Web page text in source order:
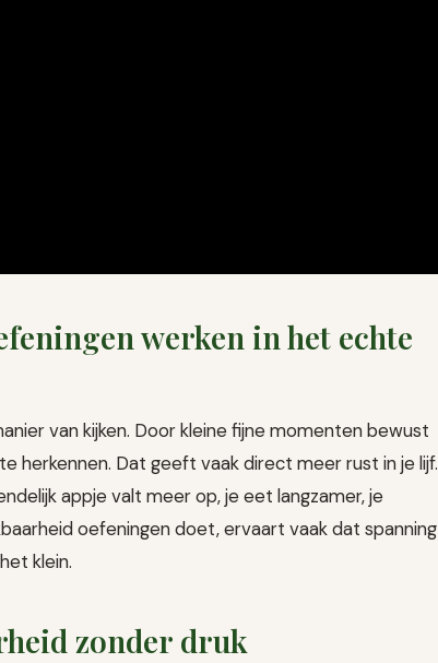
werken in het echte
van kijken. Door kleine fijne momenten bewust
herkennen. Dat geeft vaak direct meer rust in je lijf.
appje valt meer op, je eet langzamer, je
oefeningen doet, ervaart vaak dat spanning
klein.
zonder druk